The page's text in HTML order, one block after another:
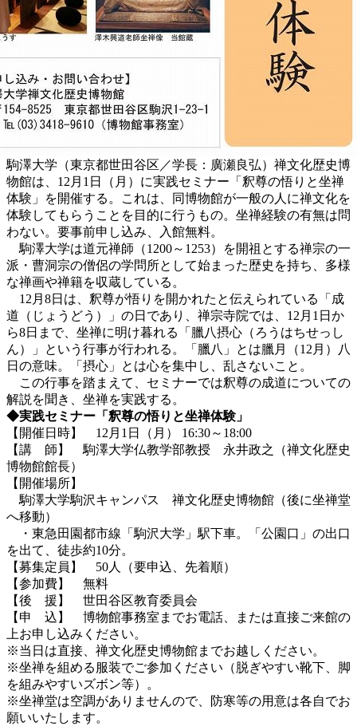
駒澤大学（東京都世田谷区／学長：廣瀬良弘）禅文化歴史博
物館は、12月1日（月）に実践セミナー「釈尊の悟りと坐禅
体験」を開催する。これは、同博物館が一般の人に禅文化を
体験してもらうことを目的に行うもの。坐禅経験の有無は問
わない。要事前申し込み、入館無料。
駒澤大学は道元禅師（1200～1253）を開祖とする禅宗の一
派・曹洞宗の僧侶の学問所として始まった歴史を持ち、多様
な禅画や禅籍を収蔵している。
12月8日は、釈尊が悟りを開かれたと伝えられている「成
道（じょうどう）」の日であり、禅宗寺院では、12月1日か
ら8日まで、坐禅に明け暮れる「臘八摂心（ろうはちせっし
ん）」という行事が行われる。「臘八」とは臘月（12月）八
日の意味。「摂心」とは心を集中し、乱さないこと。
この行事を踏まえて、セミナーでは釈尊の成道についての
解説を聞き、坐禅を実践する。
◆実践セミナー「釈尊の悟りと坐禅体験」
【開催日時】 12月1日（月） 16:30～18:00
【講 師】 駒澤大学仏教学部教授 永井政之（禅文化歴史
博物館館長）
【開催場所】
駒澤大学駒沢キャンパス 禅文化歴史博物館（後に坐禅堂
へ移動）
・東急田園都市線「駒沢大学」駅下車。「公園口」の出口
を出て、徒歩約10分。
【募集定員】 50人（要申込、先着順）
【参加費】 無料
【後 援】 世田谷区教育委員会
【申 込】 博物館事務室までお電話、または直接ご来館の
上お申し込みください。
※当日は直接、禅文化歴史博物館までお越しください。
※坐禅を組める服装でご参加ください（脱ぎやすい靴下、脚
を組みやすいズボン等）。
※坐禅堂は空調がありませんので、防寒等の用意は各自でお
願いいたします。